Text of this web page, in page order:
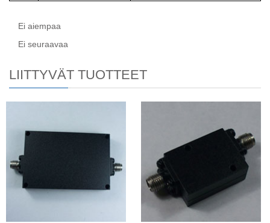
Ei aiempaa
Ei seuraavaa
LIITTYVÄT TUOTTEET